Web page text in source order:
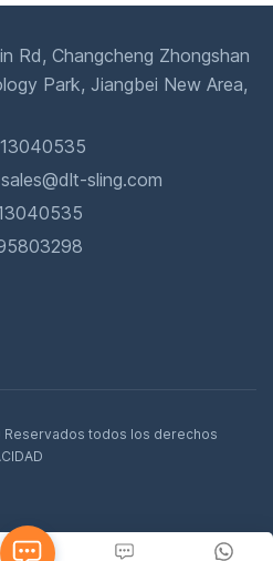
Rd, Changcheng Zhongshan
Park, Jiangbei New Area,
sling.com
Reservados todos los derechos